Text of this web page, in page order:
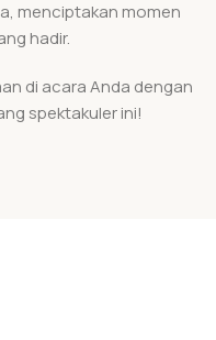
menciptakan momen
hadir.
di acara Anda dengan
spektakuler ini!